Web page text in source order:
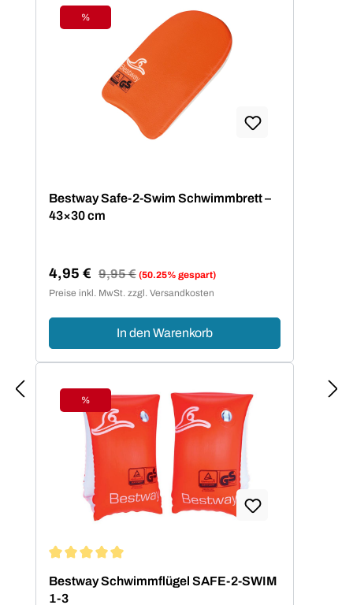
Rabatt
%
Bestway Safe-2-Swim Schwimmbrett –
43×30 cm
Verkaufspreis:
4,95 € Regulärer Preis:
9,95 € (50.25% gespart)
Preise inkl. MwSt. zzgl. Versandkosten
In den Warenkorb
Rabatt
%
Bestway Schwimmflügel SAFE-2-SWIM
1-3